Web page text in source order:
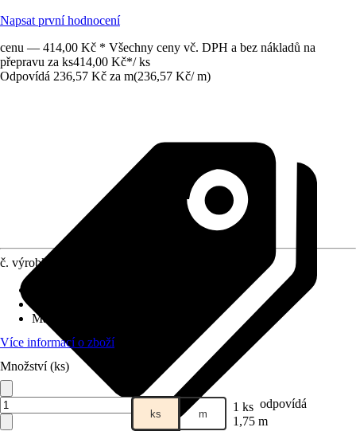
Napsat první hodnocení
cenu — 414,00 Kč * Všechny ceny vč. DPH a bez nákladů na
přepravu za ks414,00 Kč*/ ks
Odpovídá 236,57 Kč za m(236,57 Kč/ m)
č. výrobku
Materiál
Více informací o zboží
Množství (ks)
ks m 1 ks odpovídá
1,75 m